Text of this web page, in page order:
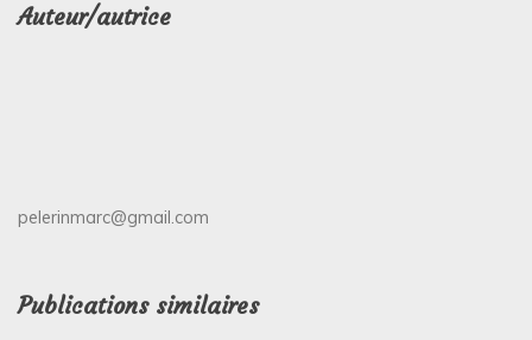
Auteur/autrice
pelerinmarc@gmail.com
Publications similaires